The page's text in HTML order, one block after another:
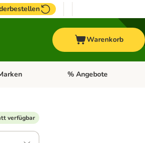
Warenkorb
Menü öffnen: PferdKategorie-Menü öffnen:
% Angebote
verfügbar